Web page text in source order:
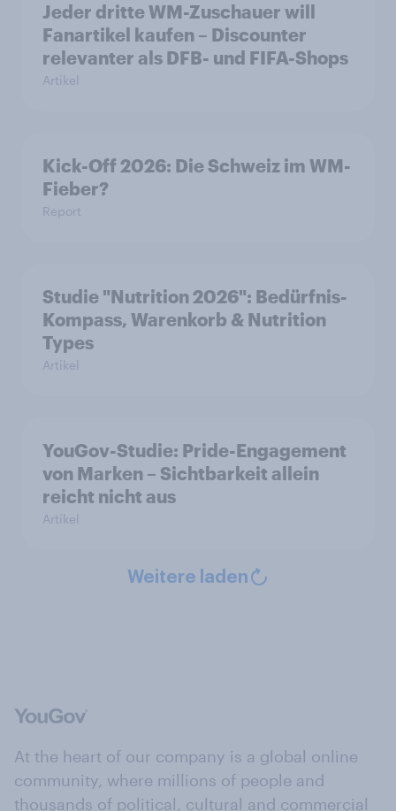
Jeder dritte WM-Zuschauer will
Fanartikel kaufen – Discounter
relevanter als DFB- und FIFA-Shops
Artikel
Kick-Off 2026: Die Schweiz im WM-
Fieber?​
Report
Studie "Nutrition 2026": Bedürfnis-
Kompass, Warenkorb & Nutrition
Types
Artikel
YouGov-Studie: Pride-Engagement
von Marken – Sichtbarkeit allein
reicht nicht aus
Artikel
Weitere laden
At the heart of our company is a global online
community, where millions of people and
thousands of political, cultural and commercial